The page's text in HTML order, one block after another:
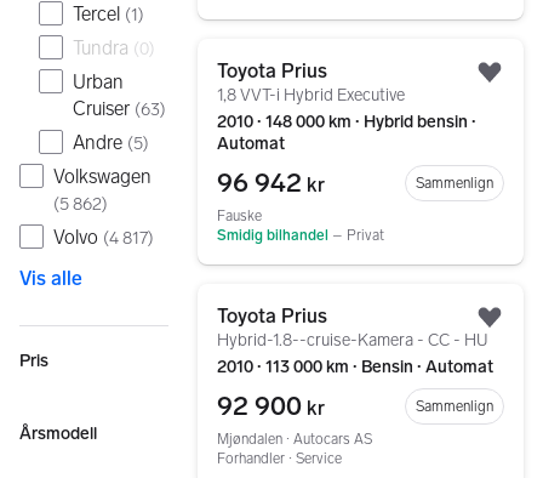
Tercel (1)
Tundra (0)
Urban
Cruiser (63)
Andre (5)
Volkswagen
(5 862)
Volvo (4 817)
Vis alle
Pris
Årsmodell
Toyota Prius
1,8 VVT-i Hybrid Executive
2010 ∙ 148 000 km ∙ Hybrid bensin ∙
Automat
96 942 kr
Sammenlign
Fauske
Smidig bilhandel – Privat
Toyota Prius
Hybrid-1.8--cruise-Kamera - CC - HU
2010 ∙ 113 000 km ∙ Bensin ∙ Automat
92 900 kr
Sammenlign
Mjøndalen ∙ Autocars AS
Forhandler ∙ Service